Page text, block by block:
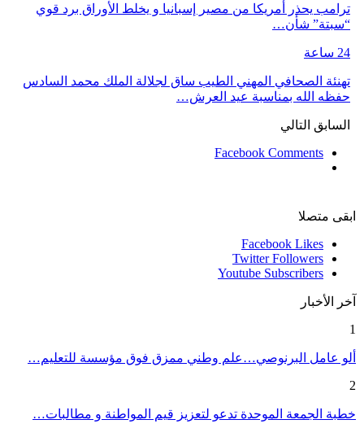
ترامب يحذر أمريكا من مصير إسبانيا و يخلط الأوراق برد قوي
“سبتة” شأن…
24 ساعة
تهنئة الصحافي المهني الطيب ساق لجلالة الملك محمد السادس
حفظه الله بمناسبة عيد العرش…
السابق التالي
Facebook Comments
ابقى متصلا
Facebook Likes
Twitter Followers
Youtube Subscribers
آخر الأخبار
1
ألو عامل البرنوصي…علم وطني ممزق فوق مؤسسة للتعليم…
2
خطبة الجمعة الموحدة تدعو لتعزيز قيم المواطنة و مطالبات…